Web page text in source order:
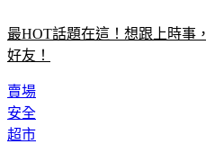
最HOT話題在這！想跟上時事
好友！
賣場
安全
超市